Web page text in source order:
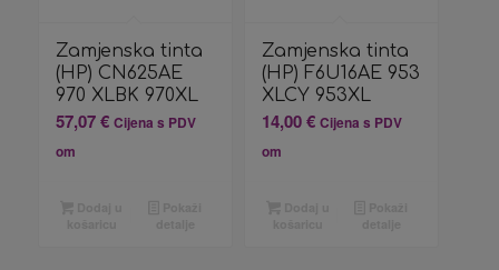
Zamjenska tinta
(HP) CN625AE
970 XLBK 970XL
57,07€ Cijena s PDV
om
Zamjenska tinta
(HP) F6U16AE 953
XLCY 953XL
14,00€ Cijena s PDV
om